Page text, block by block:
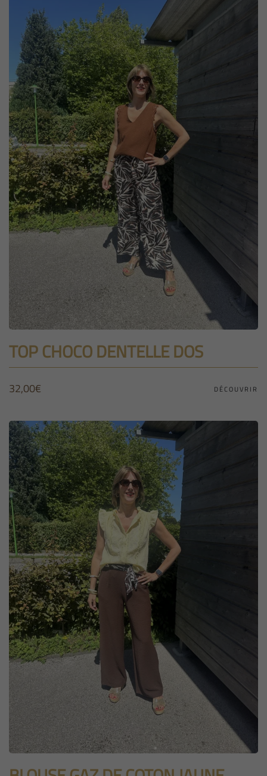
TOP CHOCO DENTELLE DOS
32,00€ DÉCOUVRIR